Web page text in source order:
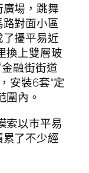
場，跳舞
對面小區
擾平易近
換上雙層玻
融街街道
安裝6套“定
圍內。
索以市平易
了不少經